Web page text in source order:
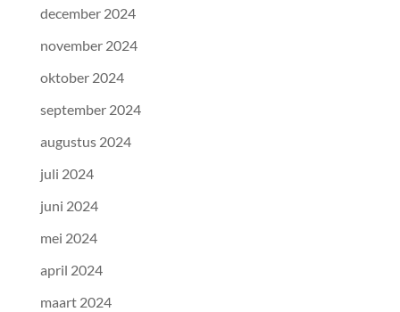
december 2024
november 2024
oktober 2024
september 2024
augustus 2024
juli 2024
juni 2024
mei 2024
april 2024
maart 2024